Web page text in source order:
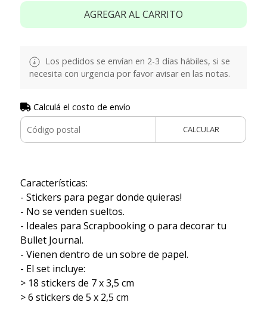
AGREGAR AL CARRITO
Los pedidos se envían en 2-3 días hábiles, si se
necesita con urgencia por favor avisar en las notas.
Calculá el costo de envío
CALCULAR
Características:
- Stickers para pegar donde quieras!
- No se venden sueltos.
- Ideales para Scrapbooking o para decorar tu
Bullet Journal.
- Vienen dentro de un sobre de papel.
- El set incluye:
> 18 stickers de 7 x 3,5 cm
> 6 stickers de 5 x 2,5 cm